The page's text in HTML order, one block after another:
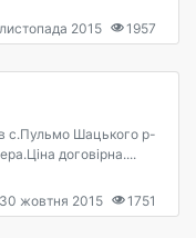
1957
2015
с.Пульмо Шацького р-
договiрна....
1751
30 жовтня 2015